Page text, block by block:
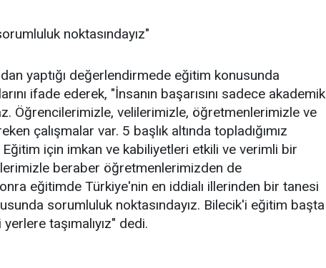
noktasındayız"
yaptığı değerlendirmede eğitim konusunda
ifade ederek, "İnsanın başarısını sadece akademik
Öğrencilerimizle, velilerimizle, öğretmenlerimizle ve
çalışmalar var. 5 başlık altında topladığımız
için imkan ve kabiliyetleri etkili ve verimli bir
beraber öğretmenlerimizden de
eğitimde Türkiye'nin en iddialı illerinden bir tanesi
sorumluluk noktasındayız. Bilecik'i eğitim başta
taşımalıyız" dedi.